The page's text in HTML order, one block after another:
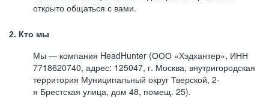
открыто общаться с вами.
2. Кто мы
Мы — компания HeadHunter (ООО «Хэдхантер», ИНН
7718620740, адрес: 125047, г. Москва, внутригородская
территория Муниципальный округ Тверской, 2-
я Брестская улица, дом 48, помещ. 25).